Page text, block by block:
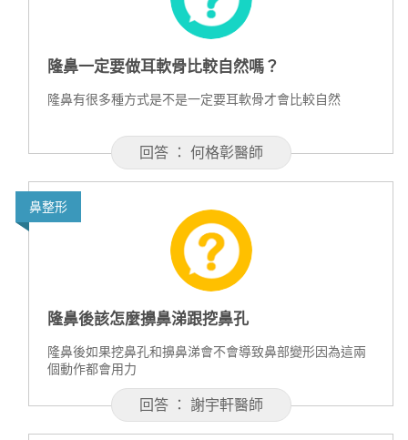
隆鼻一定要做耳軟骨比較自然嗎？
隆鼻有很多種方式是不是一定要耳軟骨才會比較自然
回答 ： 何格彰醫師
鼻整形
隆鼻後該怎麼擤鼻涕跟挖鼻孔
隆鼻後如果挖鼻孔和擤鼻涕會不會導致鼻部變形因為這兩
個動作都會用力
回答 ： 謝宇軒醫師